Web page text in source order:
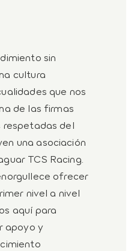
sin
cultura
que nos
de las firmas
respetadas del
una asociación
TCS Racing.
ofrecer
nivel a nivel
aquí para
apoyo y